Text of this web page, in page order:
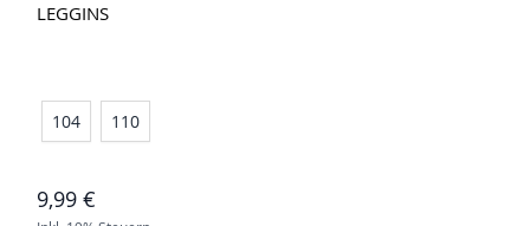
LEGGINS
104 110
9,99 €